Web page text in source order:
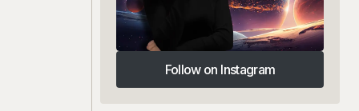
Follow on Instagram
Follow on Instagram